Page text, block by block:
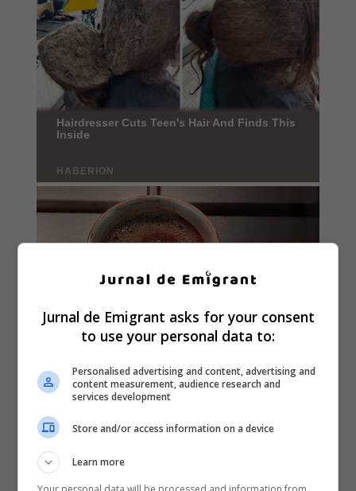
Jurnal de Emigrant asks for your consent
to use your personal data to:
Personalised advertising and content, advertising and
content measurement, audience research and
services development
Store and/or access information on a device
Learn more